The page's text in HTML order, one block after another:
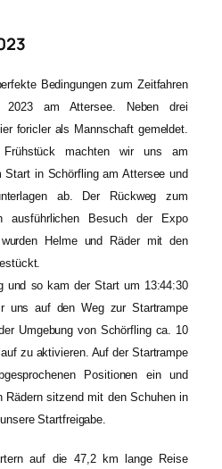
Bedingungen zum Zeitfahren
am Attersee. Neben drei
foricler als Mannschaft gemeldet.
Frühstück machten wir uns am
in Schörfling am Attersee und
ab. Der Rückweg zum
ausführlichen Besuch der Expo
Helme und Räder mit den
und so kam der Start um 13:44:30
uns auf den Weg zur Startrampe
Umgebung von Schörfling ca. 10
zu aktivieren. Auf der Startrampe
Positionen ein und
Rädern sitzend mit den Schuhen in
Startfreigabe.
auf die 47,2 km lange Reise